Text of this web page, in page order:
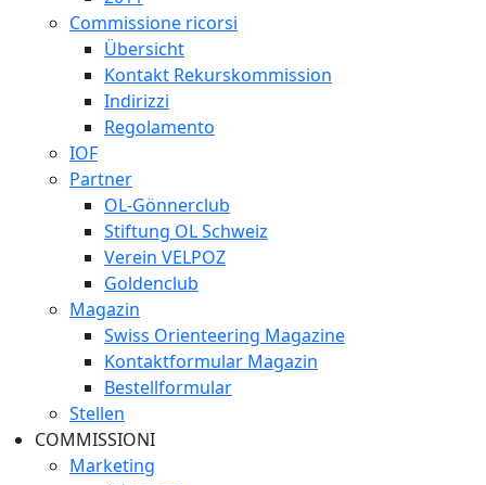
Commissione ricorsi
Übersicht
Kontakt Rekurskommission
Indirizzi
Regolamento
IOF
Partner
OL-Gönnerclub
Stiftung OL Schweiz
Verein VELPOZ
Goldenclub
Magazin
Swiss Orienteering Magazine
Kontaktformular Magazin
Bestellformular
Stellen
COMMISSIONI
Marketing